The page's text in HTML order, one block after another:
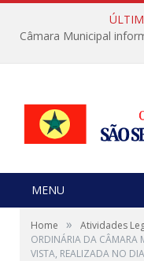
MENU
Home » Atividades
ORDINÁRIA DA CÂMARA
VISTA, REALIZADA NO